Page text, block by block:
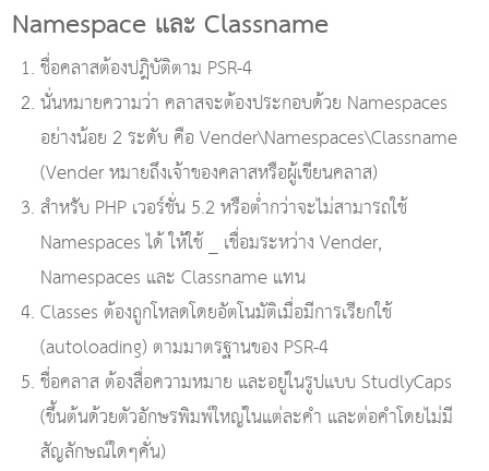
Namespace และ Classname
ชื่อคลาสต้องปฎิบัติตาม PSR-4
นั่นหมายความว่า คลาสจะต้องประกอบด้วย Namespaces
อย่างน้อย 2 ระดับ คือ Vender\Namespaces\Classname
(Vender หมายถึงเจ้าของคลาสหรือผู้เขียนคลาส)
สำหรับ PHP เวอร์ชั่น 5.2 หรือต่ำกว่าจะไม่สามารถใช้
Namespaces ได้ ให้ใช้ _ เชื่อมระหว่าง Vender,
Namespaces และ Classname แทน
Classes ต้องถูกโหลดโดยอัตโนมัติเมื่อมีการเรียกใช้
(autoloading) ตามมาตรฐานของ PSR-4
ชื่อคลาส ต้องสื่อความหมาย และอยู่ในรูปแบบ StudlyCaps
(ขึ้นต้นด้วยตัวอักษรพิมพ์ใหญ่ในแต่ละคำ และต่อคำโดยไม่มี
สัญลักษณ์ใดๆคั่น)